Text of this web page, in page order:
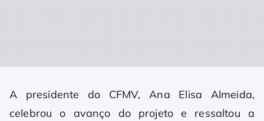
A presidente do CFMV, Ana Elisa Almeida,
celebrou o avanço do projeto e ressaltou a